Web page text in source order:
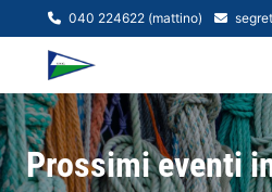
040 224622 (mattino)
Prossimi eventi